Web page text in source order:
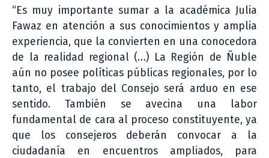
“Es muy importante sumar a la académica Julia
Fawaz en atención a sus conocimientos y amplia
experiencia, que la convierten en una conocedora
de la realidad regional (…) La Región de Ñuble
aún no posee políticas públicas regionales, por lo
tanto, el trabajo del Consejo será arduo en ese
sentido. También se avecina una labor
fundamental de cara al proceso constituyente, ya
que los consejeros deberán convocar a la
ciudadanía en encuentros ampliados, para